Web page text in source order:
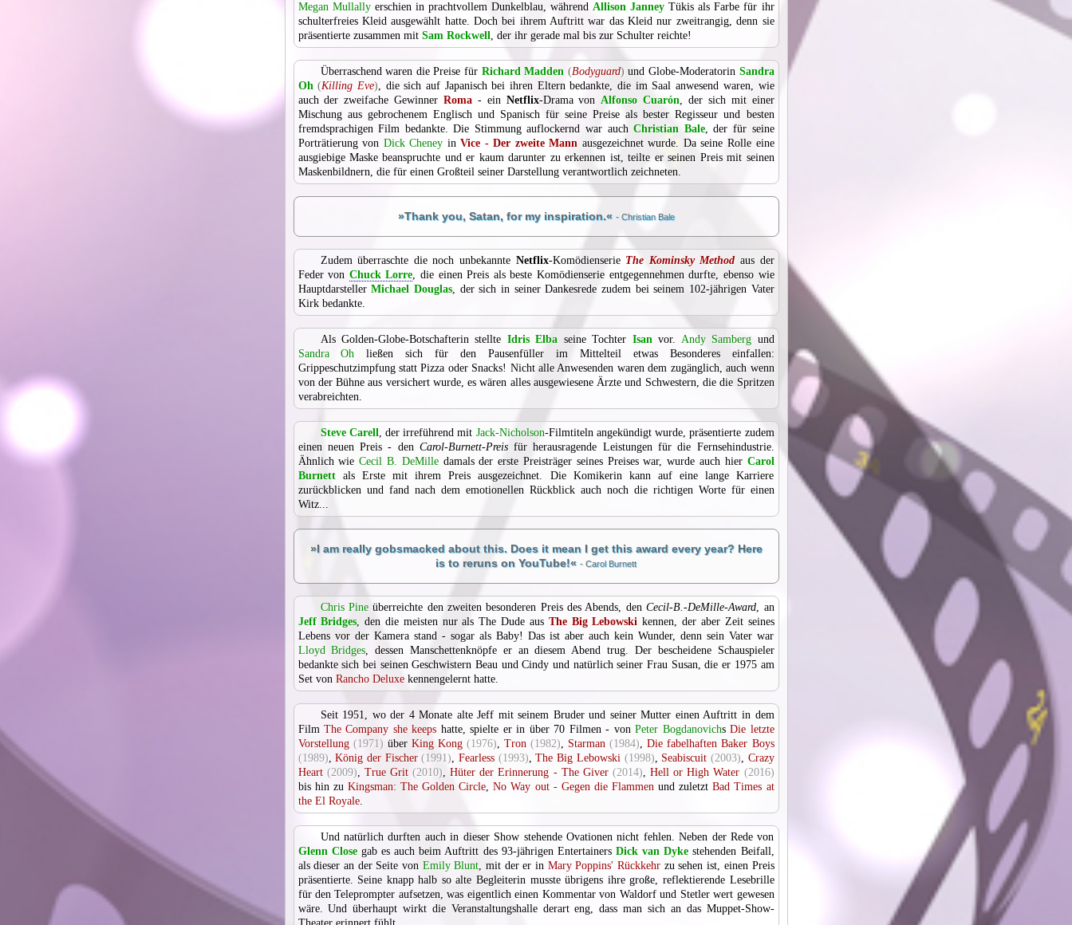
Megan Mullallyerschien in prachtvollem Dunkelblau, währendAllison Janney Tükis als Farbe für ihr
schulterfreies Kleid ausgewählt hatte. Doch bei ihrem Auftritt war das Kleid nur zweitrangig, denn sie
präsentierte zusammen mit Sam Rockwell, der ihr gerade mal bis zur Schulter reichte!
Überraschend waren die Preise für Richard Madden (Bodyguard) und Globe-Moderatorin Sandra
Oh (Killing Eve), die sich auf Japanisch bei ihren Eltern bedankte, die im Saal anwesend waren, wie
auch der zweifache Gewinner Roma- ein Netflix-Drama vonAlfonso Cuarón, der sich mit einer
Mischung aus gebrochenem Englisch und Spanisch für seine Preise als bester Regisseur und besten
fremdsprachigen Film bedankte. Die Stimmung auflockernd war auchChristian Bale, der für seine
Porträtierung von Dick Cheney inVice - Der zweite Mann ausgezeichnet wurde. Da seine Rolle eine
ausgiebige Maske beanspruchte und er kaum darunter zu erkennen ist, teilte er seinen Preis mit seinen
Maskenbildnern, die für einen Großteil seiner Darstellung verantwortlich zeichneten.
»Thank you, Satan, for my inspiration.« - Christian Bale
Zudem überraschte die noch unbekannte Netflix-Komödienserie The Kominsky Methodaus der
Feder von Chuck Lorre, die einen Preis als beste Komödienserie entgegennehmen durfte, ebenso wie
HauptdarstellerMichael Douglas, der sich in seiner Dankesrede zudem bei seinem 102-jährigen Vater
Kirk bedankte.
Als Golden-Globe-Botschafterin stellte Idris Elba seine Tochter Isanvor. Andy Samberg und
Sandra Oh ließen sich für den Pausenfüller im Mittelteil etwas Besonderes einfallen:
Grippeschutzimpfung statt Pizza oder Snacks! Nicht alle Anwesenden waren dem zugänglich, auch wenn
von der Bühne aus versichert wurde, es wären alles ausgewiesene Ärzte und Schwestern, die die Spritzen
verabreichten.
Steve Carell, der irreführend mit Jack-Nicholson-Filmtiteln angekündigt wurde, präsentierte zudem
einen neuen Preis - den Carol-Burnett-Preisfür herausragende Leistungen für die Fernsehindustrie.
Ähnlich wieCecil B. DeMilledamals der erste Preisträger seines Preises war, wurde auch hier Carol
Burnettals Erste mit ihrem Preis ausgezeichnet. Die Komikerin kann auf eine lange Karriere
zurückblicken und fand nach dem emotionellen Rückblick auch noch die richtigen Worte für einen
Witz...
»I am really gobsmacked about this. Does it mean I get this award every year? Here
is to reruns on YouTube!« - Carol Burnett
Chris Pineüberreichte den zweiten besonderen Preis des Abends, denCecil-B.-DeMille-Award, an
Jeff Bridges, den die meisten nur als The Dude aus The Big Lebowski kennen, der aber Zeit seines
Lebens vor der Kamera stand - sogar als Baby! Das ist aber auch kein Wunder, denn sein Vater war
Lloyd Bridges, dessen Manschettenknöpfe er an diesem Abend trug. Der bescheidene Schauspieler
bedankte sich bei seinen Geschwistern Beau und Cindy und natürlich seiner Frau Susan, die er 1975 am
Set von Rancho Deluxekennengelernt hatte.
Seit 1951, wo der 4 Monate alte Jeff mit seinem Bruder und seiner Mutter einen Auftritt in dem
Film The Company she keeps hatte, spielte er in über 70 Filmen - vonPeter BogdanovichsDie letzte
Vorstellung (1971) über King Kong (1976), Tron (1982), Starman (1984),Die fabelhaften Baker Boys
(1989),König der Fischer (1991), Fearless (1993),The Big Lebowski (1998), Seabiscuit (2003), Crazy
Heart (2009), True Grit (2010),Hüter der Erinnerung - The Giver (2014), Hell or High Water (2016)
bis hin zu Kingsman: The Golden Circle,No Way out - Gegen die Flammenund zuletztBad Times at
the El Royale.
Und natürlich durften auch in dieser Show stehende Ovationen nicht fehlen. Neben der Rede von
Glenn Closegab es auch beim Auftritt des 93-jährigen Entertainers Dick van Dyke stehenden Beifall,
als dieser an der Seite von Emily Blunt, mit der er in Mary Poppins' Rückkehr zu sehen ist, einen Preis
präsentierte. Seine knapp halb so alte Begleiterin musste übrigens ihre große, reflektierende Lesebrille
für den Teleprompter aufsetzen, was eigentlich einen Kommentar von Waldorf und Stetler wert gewesen
wäre. Und überhaupt wirkt die Veranstaltungshalle derart eng, dass man sich an das Muppet-Show-